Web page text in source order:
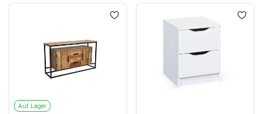
Auf Lager